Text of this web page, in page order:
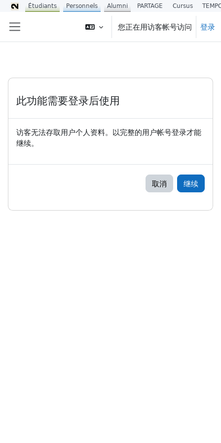
您正在用访客帐号访问 登录
此功能需要登录后使用
访客无法存取用户个人资料。以完整的用户帐号登录才能
继续。
取消 继续
Étudiants Personnels Alumni PARTAGE Cursus